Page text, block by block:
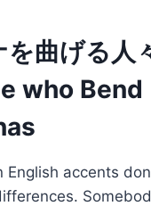
曲げる人
who Bend
English accents